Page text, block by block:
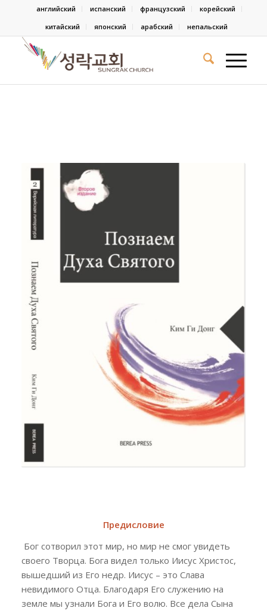
английский испанский французский
корейский
китайский
японский арабский непальский
Предисловие
Бог сотворил этот мир, но мир не смог увидеть
своего Творца. Бога видел только Иисус Христос,
вышедший из Его недр. Иисус – это Слава
невидимого Отца. Благодаря Его служению на
земле мы узнали Бога и Его волю. Все дела Сына